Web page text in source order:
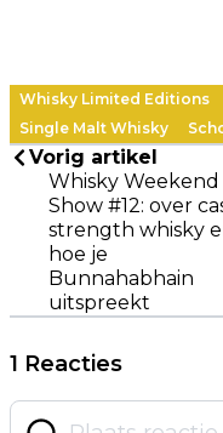
Whisky Limited Editions
Single Malt Whisky
Vorig artikel
Whisky Weekend
Show #12: over
strength whisky
hoe je
Bunnahabhain
uitspreekt
1 Reacties